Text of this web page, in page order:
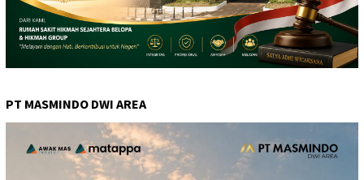
PT MASMINDO DWI AREA